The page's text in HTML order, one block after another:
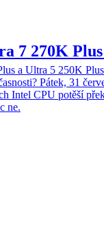
7 270K
a Ultra 5 250K
Pátek, 31
Intel CPU potěší
ne.